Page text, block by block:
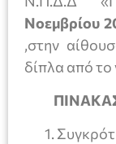
Νοεμβρίου
,στην
δίπλα από